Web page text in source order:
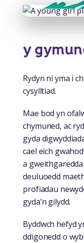
y
Rydyn ni yma i
cysylltiad.
Mae bod yn
chymuned, ac
gyda
cael eich
a
deuluoedd
profiadau
gyda’n gilydd.
Byddwch hefyd
ddigonedd o